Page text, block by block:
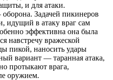
и для атаки.
Задачей пикинеров
идущий в атаку враг сам
эффективна она была
навстречу вражеской
пикой, наносить удары
вариант — таранная атака,
протыкают врага,
оружием.